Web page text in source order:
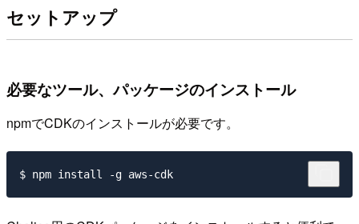
セットアップ
必要なツール、パッケージのインストール
npmでCDKのインストールが必要です。